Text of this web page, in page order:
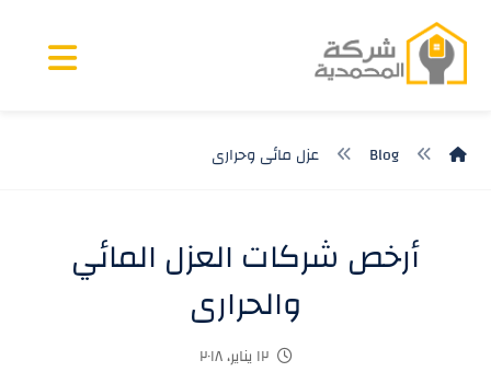
Blog عزل مائى وحرارى
أرخص شركات العزل المائي
والحرارى
١٢ يناير، ٢٠١٨